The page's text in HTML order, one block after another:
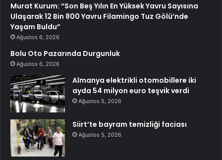
Murat Kurum: “Son Beş Yılın En Yüksek Yavru Sayısına
Ulaşarak 12 Bin 800 Yavru Filamingo Tuz Gölü’nde
Yaşam Buldu”
Ağustos 6, 2026
Bolu Oto Pazarında Durgunluk
Ağustos 6, 2026
Almanya elektrikli otomobillere iki
ayda 54 milyon euro teşvik verdi
Ağustos 5, 2026
Siirt’te bayram temizliği faciası
Ağustos 5, 2026